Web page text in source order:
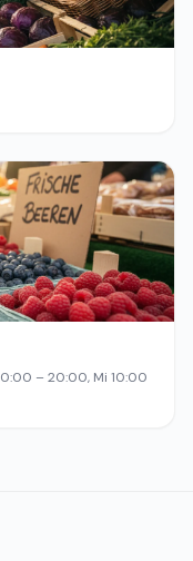
– 20:00, Mi 10:00